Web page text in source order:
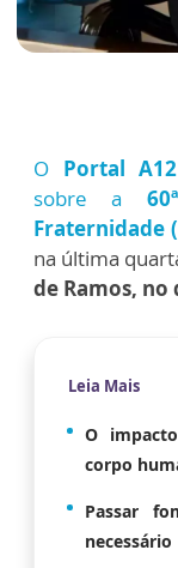
O Portal A12
sobre a
Fraternidade
na última
de Ramos, no
Leia Mais
O
corpo
Passar
necessário